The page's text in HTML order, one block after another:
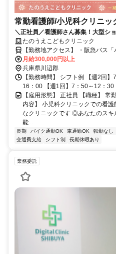
常勤看護師/小児科クリニッ
＼正社員／看護師さん募集！大型シ
ック勤務です♪待遇面や長期休暇な
♪車通勤可！仕事終わりの買物も超便
たのうえこどもクリニック
【勤務地アクセス】 ・阪急バス
月給300,000円以上
兵庫県川辺郡
【勤務時間】 シフト例 【週2回
16：00 【週1回】7：50～12：
【雇用形態】 正社員 【職種】
内容】 小児科クリニックでの看
なクリニックです ◎あなたのスキ
能...
長期 バイク通勤OK 車通勤OK 転勤なし
交通費支給
シフト制 長期休暇あり
業務委託